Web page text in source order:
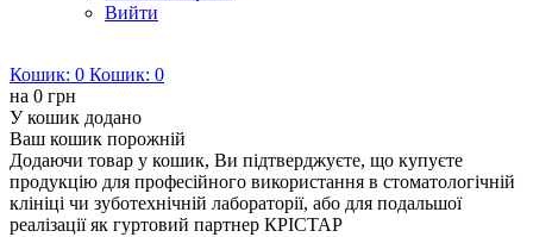
Вийти
Кошик: 0 Кошик: 0
на 0 грн
У кошик додано
Ваш кошик порожній
Додаючи товар у кошик, Ви підтверджуєте, що купуєте
продукцію для професійного використання в стоматологічній
клініці чи зуботехнічній лабораторії, або для подальшої
реалізації як гуртовий партнер КРІСТАР